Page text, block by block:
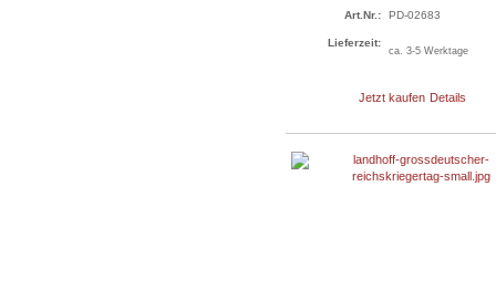
Art.Nr.: PD-02683
Lieferzeit:
ca. 3-5 Werktage
Jetzt kaufen Details